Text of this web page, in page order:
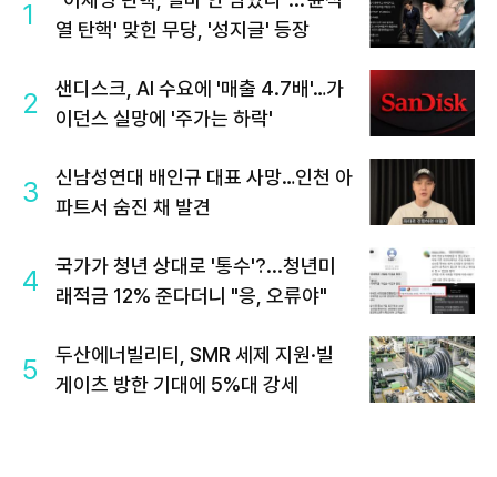
1
열 탄핵' 맞힌 무당, '성지글' 등장
2
샌디스크, AI 수요에 '매출 4.7배'…가
이던스 실망에 '주가는 하락'
3
신남성연대 배인규 대표 사망…인천 아
파트서 숨진 채 발견
4
국가가 청년 상대로 '통수'?...청년미
래적금 12% 준다더니 "응, 오류야"
5
두산에너빌리티, SMR 세제 지원·빌
게이츠 방한 기대에 5%대 강세